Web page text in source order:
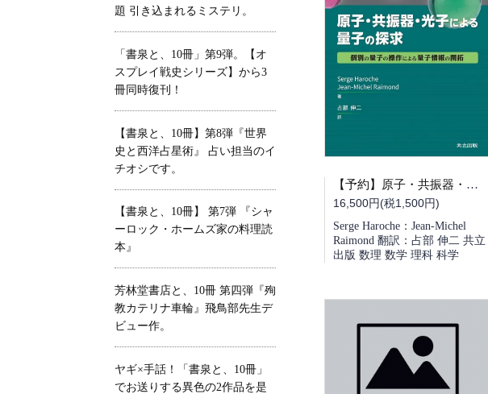
【予約】原子・共振器・光子による量子の探究 個別の量子の操作による量子情報の開拓（08/26頃発送予定）（送料無料）
16,500円(税1,500円)
Serge Haroche：Jean-Michel
Raimond 翻訳：占部 伸二 共立
出版 数理 数学 理科 科学
題 引き込まれるミステリ。
「書泉と、10冊」第9弾。【オ
スプレイ戦史シリーズ】から3
冊同時復刊！
【書泉と、10冊】第8弾『世界
史と西洋占星術』 占い担当のイ
チオシです。
【書泉と、10冊】 第7弾 『シャ
ーロック・ホームズ家の料理読
本』
芳林堂書店と、10冊 第四弾『殉
教カテリナ車輪』飛鳥部先生デ
ビュー作。
ヤギ×手話！「書泉と、10冊」
でお送りする異色の2作品を是